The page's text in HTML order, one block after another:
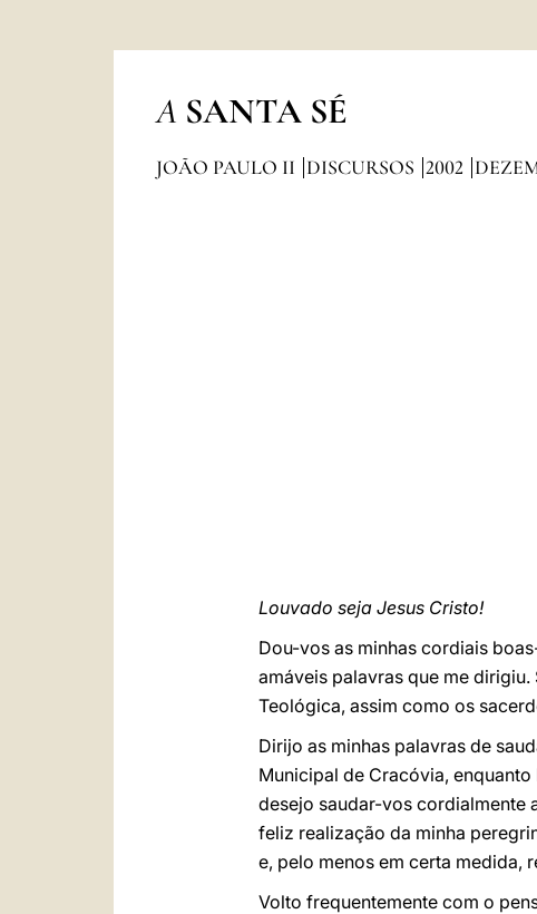
A SANTA SÉ
JOÃO PAULO II DISCURSOS 2002
Louvado seja Jesus Cristo!
Dou-vos as minhas cordiais
amáveis palavras que me dirigiu.
Teológica, assim como os
Dirijo as minhas palavras de
Municipal de Cracóvia,
desejo saudar-vos cordialmente
feliz realização da minha
e, pelo menos em certa medida,
Volto frequentemente com o